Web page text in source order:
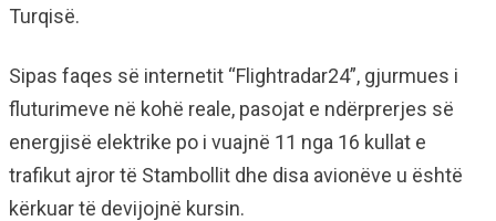
Turqisë.
Sipas faqes së internetit “Flightradar24”, gjurmues i
fluturimeve në kohë reale, pasojat e ndërprerjes së
energjisë elektrike po i vuajnë 11 nga 16 kullat e
trafikut ajror të Stambollit dhe disa avionëve u është
kërkuar të devijojnë kursin.